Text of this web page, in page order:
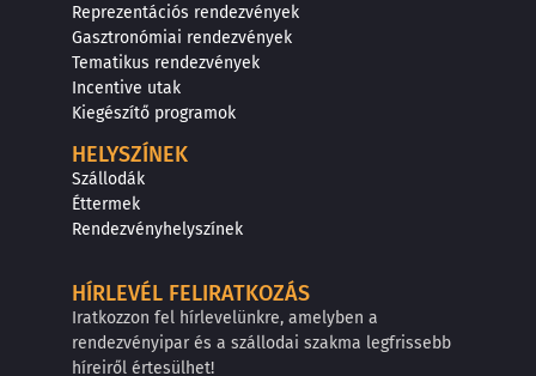
Reprezentációs rendezvények
Gasztronómiai rendezvények
Tematikus rendezvények
Incentive utak
Kiegészítő programok
HELYSZÍNEK
Szállodák
Éttermek
Rendezvényhelyszínek
HÍRLEVÉL FELIRATKOZÁS
Iratkozzon fel hírlevelünkre, amelyben a
rendezvényipar és a szállodai szakma legfrissebb
híreiről értesülhet!